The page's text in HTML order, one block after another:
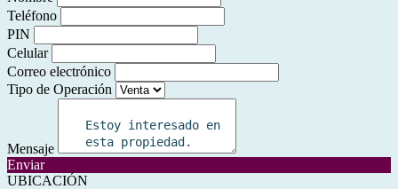
Teléfono
PIN
Celular
Correo electrónico
Tipo de Operación
Mensaje
Enviar
UBICACIÓN